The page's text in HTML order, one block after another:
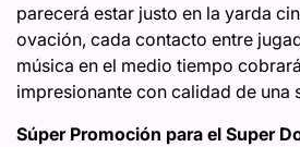
parecerá estar justo en la yarda
ovación, cada contacto entre
música en el medio tiempo
impresionante con calidad de una
Súper Promoción para el Super